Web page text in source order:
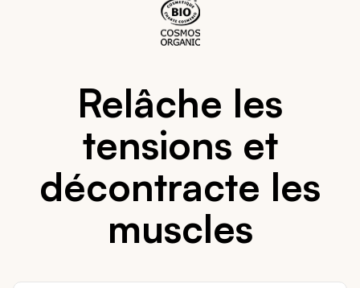
Relâche les
tensions et
décontracte les
muscles